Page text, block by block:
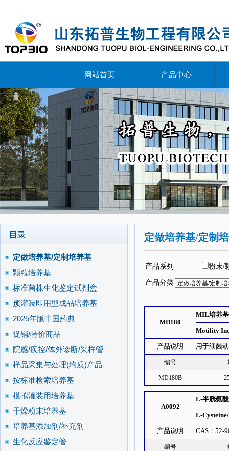
网站首页 产品中心
定做培养基/定制培养基
颗粒培养基
标准菌株生化鉴定试剂盒
预灌装即用型成品培养基
2025年版中国药典
促销/特价商品
院感/疾控/体外诊断/采样管
样品采集与处理(均质)产品
按标准检索培养基
模拟灌装用培养基
干燥粉末培养基
培养基添加剂/补充剂
生化反应鉴定管
定做培养基/定制
产品系列 粉末/
产品分类
MD180
MIL培养
Motility
产品说明 用于细菌
编号
MD180B
A0092
L-半胱氨
L-
产品说明 CAS：52-
编号